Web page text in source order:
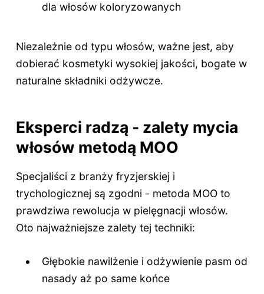
dla włosów koloryzowanych
Niezależnie od typu włosów, ważne jest, aby
dobierać kosmetyki wysokiej jakości, bogate w
naturalne składniki odżywcze.
Eksperci radzą - zalety mycia
włosów metodą MOO
Specjaliści z branży fryzjerskiej i
trychologicznej są zgodni - metoda MOO to
prawdziwa rewolucja w pielęgnacji włosów.
Oto najważniejsze zalety tej techniki:
Głębokie nawilżenie i odżywienie pasm od
nasady aż po same końce